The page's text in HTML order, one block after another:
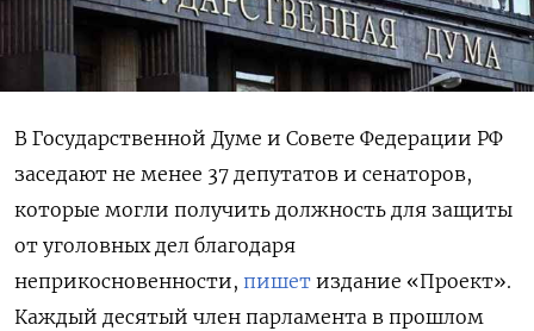
В Государственной Думе и Совете Федерации РФ
заседают не менее 37 депутатов и сенаторов,
которые могли получить должность для защиты
от уголовных дел благодаря
неприкосновенности, пишет издание «Проект».
Каждый десятый член парламента в прошлом